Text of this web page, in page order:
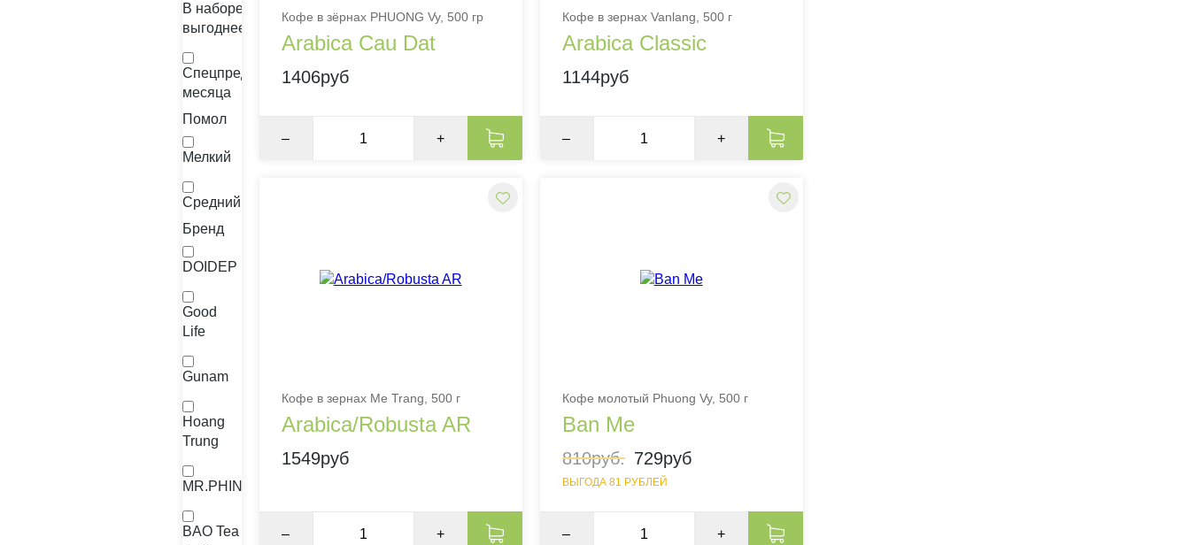
В наборе
выгоднее
Спецпредложение
месяца
Помол
Мелкий
Средний
Бренд
DOIDEP
Good
Life
Gunam
Hoang
Trung
MR.PHIN
BAO Tea
Кофе в зёрнах PHUONG Vy, 500 гр
Arabica Cau Dat
1406руб
– +
Кофе в зернах Vanlang, 500 г
Arabica Classic
1144руб
– +
Кофе в зернах Me Trang, 500 г
Arabica/Robusta AR
1549руб
– +
Кофе молотый Phuong Vy, 500 г
Ban Me
810руб. 729руб
ВЫГОДА 81 РУБЛЕЙ
– +